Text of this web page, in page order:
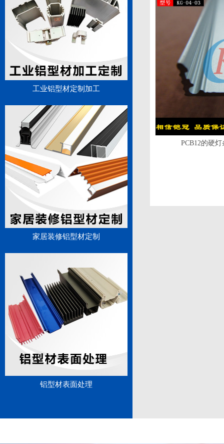
工业铝型材定制加工
家居装修铝型材定制
铝型材表面处理
PCB12的硬